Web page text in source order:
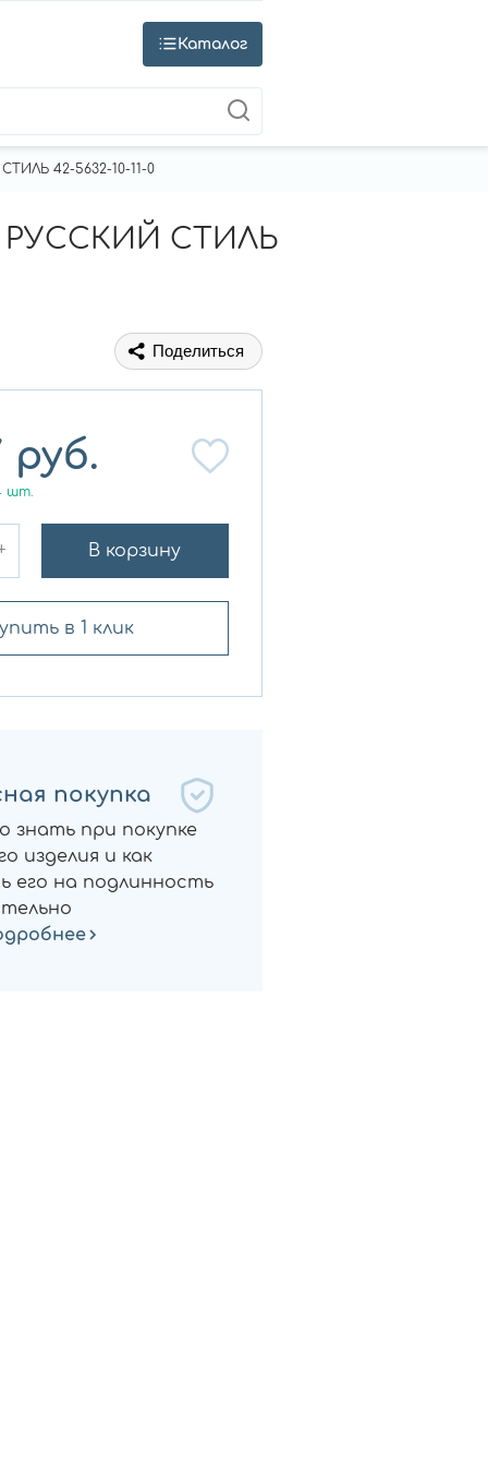
Каталог
42-5632-10-11-0
РУССКИЙ СТИЛЬ
Поделиться
руб.
шт.
В корзину
в 1 клик
покупка
знать при покупке
изделия и как
его на подлинность